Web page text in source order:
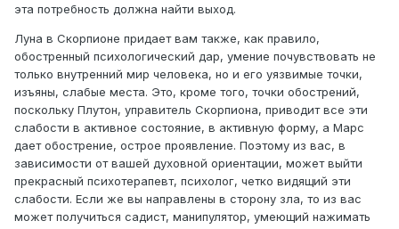
эта потребность должна найти выход.
Луна в Скорпионе придает вам также, как правило,
обостренный психологический дар, умение почувствовать не
только внутренний мир человека, но и его уязвимые точки,
изъяны, слабые места. Это, кроме того, точки обострений,
поскольку Плутон, управитель Скорпиона, приводит все эти
слабости в активное состояние, в активную форму, а Марс
дает обострение, острое проявление. Поэтому из вас, в
зависимости от вашей духовной ориентации, может выйти
прекрасный психотерапевт, психолог, четко видящий эти
слабости. Если же вы направлены в сторону зла, то из вас
может получиться садист, манипулятор, умеющий нажимать